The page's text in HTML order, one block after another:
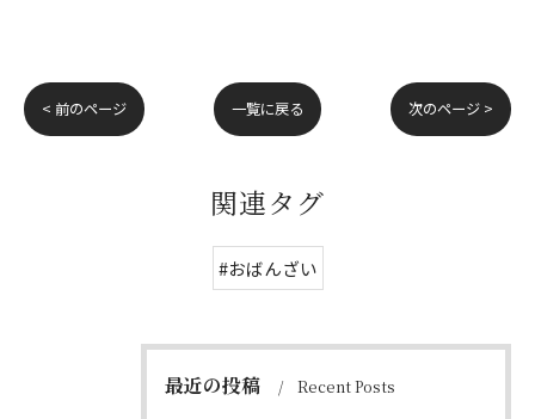
< 前のページ 一覧に戻る 次のページ >
関連タグ
#おばんざい
最近の投稿 Recent Posts